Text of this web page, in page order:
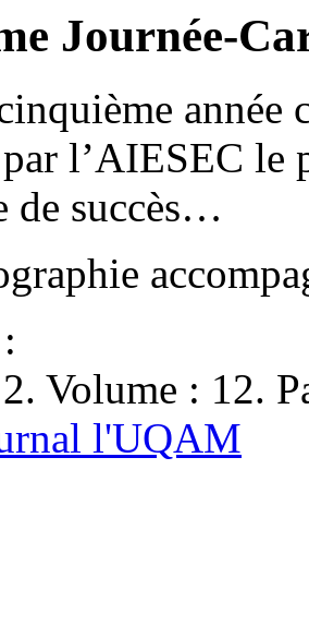
Journée-
année
l’AIESEC
de succès…
Volume : 12.
l'UQAM